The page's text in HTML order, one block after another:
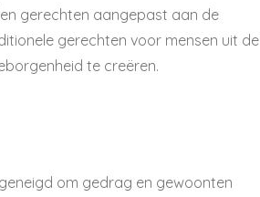
gerechten aangepast aan de
gerechten voor mensen uit de
te creëren.
om gedrag en gewoonten